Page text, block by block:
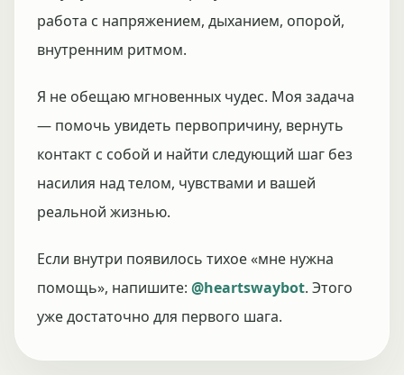
работа с напряжением, дыханием, опорой,
внутренним ритмом.
Я не обещаю мгновенных чудес. Моя задача
— помочь увидеть первопричину, вернуть
контакт с собой и найти следующий шаг без
насилия над телом, чувствами и вашей
реальной жизнью.
Если внутри появилось тихое «мне нужна
помощь», напишите: @heartswaybot. Этого
уже достаточно для первого шага.